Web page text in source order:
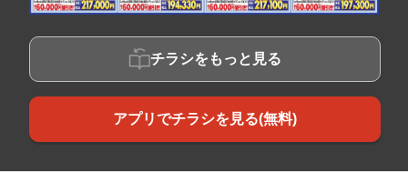
チラシをもっと見る
アプリでチラシを見る(無料)